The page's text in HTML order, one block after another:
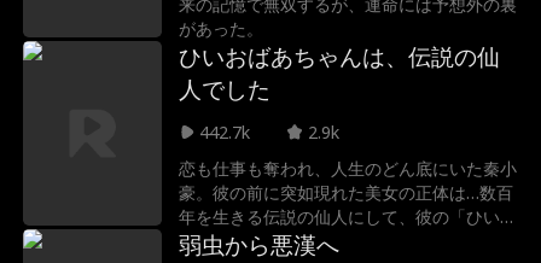
歳の誕生日を忘れられた。絶望した彼は独り
で誕生日を祝い、实验室へ向かった。後日、
沈家のみんなは星瀚が実子であることに気づ
き、悔しさのあまり、30年間实验室の前で
待ち続けた。30年後、ようやく星瀚を迎え
られると思ったら、彼は養子縁組の当日に戻
い沈家は崩壊したが、彼は実業家となり、孤
児院の子と新たな家庭を築く。
があった。
ひいおばあちゃんは、伝説の仙
人でした
442.7k
2.9k
恋も仕事も奪われ、人生のどん底にいた秦小
豪。彼の前に突如現れた美女の正体は…数百
年を生きる伝説の仙人にして、彼の「ひいお
ばあちゃん」だった！かつて彼女が育てた一
弱虫から悪漢へ